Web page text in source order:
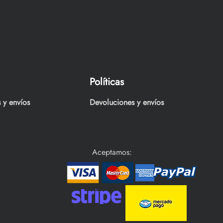
y envíos
Políticas
Devoluciones y envíos
Aceptamos: